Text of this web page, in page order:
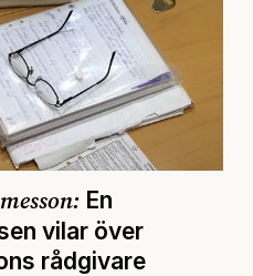
En
vilar över
rådgivare